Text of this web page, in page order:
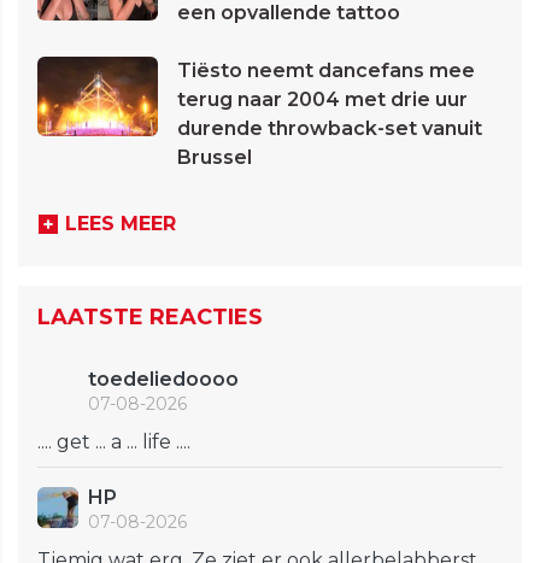
een opvallende tattoo
Tiësto neemt dancefans mee
terug naar 2004 met drie uur
durende throwback-set vanuit
Brussel
LEES MEER
LAATSTE REACTIES
toedeliedoooo
07-08-2026
.... get ... a ... life ....
HP
07-08-2026